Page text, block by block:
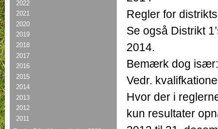
Regler for
Se også Distrikt
2014.
Bemærk dog især:
Vedr.
Hvor der i
kun resultater
2022
2021
2020
2019
2018
2017
2016
2015
2014
2013
2012
2011